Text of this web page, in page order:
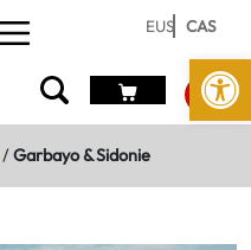
Abrir
EUS CAS
/Garbayo & Sidonie